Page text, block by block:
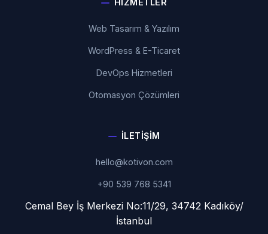
HIZMETLER
Web Tasarım & Yazılım
WordPress & E-Ticaret
DevOps Hizmetleri
Otomasyon Çözümleri
İLETIŞIM
hello@kotivon.com
+90 539 768 5341
Cemal Bey İş Merkezi No:11/29, 34742 Kadıköy/
İstanbul